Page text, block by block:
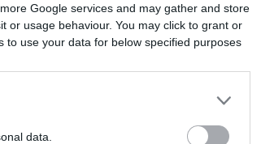
Google services and may gather and store
or usage behaviour. You may click to grant or
use your data for below specified purposes
data.
nekiment
és Fabio Di
egy óriási highside-ot
az pedig talán
képest jó az